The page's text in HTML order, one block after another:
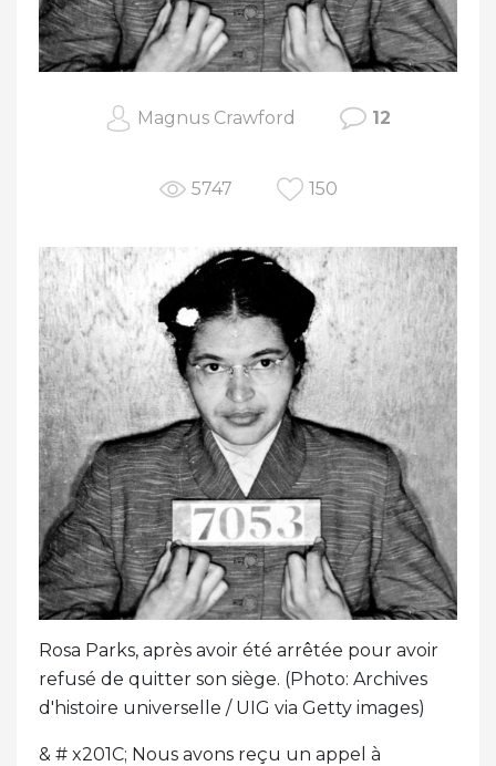
Magnus Crawford 12
5747 150
Rosa Parks, après avoir été arrêtée pour avoir
refusé de quitter son siège. (Photo: Archives
d'histoire universelle / UIG via Getty images)
& # x201C; Nous avons reçu un appel à